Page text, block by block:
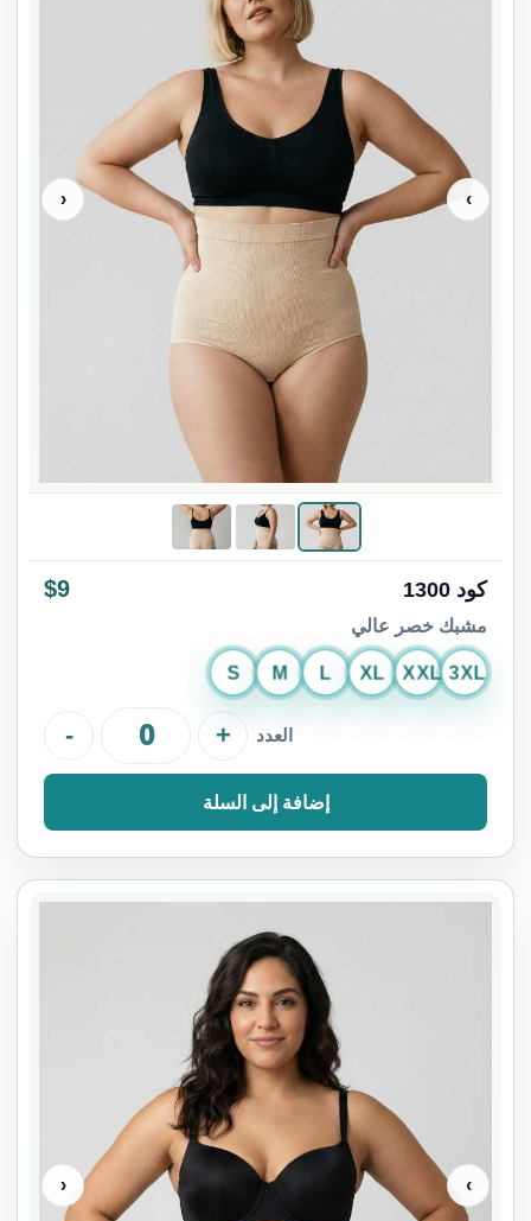
›
‹
كود 1300 $9
مشبك خصر عالي
S M L XL XXL 3XL
العدد - +
إضافة إلى السلة
›
‹